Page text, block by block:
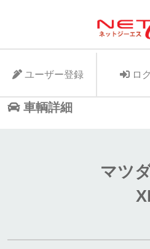
ネット・ジーエス株式会
支援サービスNet-GSのサ
に入れたい、より高くお
ット・ジーエス株式会社
車個人売買が出来る支援
ユーザー登録 ロ
車輌詳細
マツ